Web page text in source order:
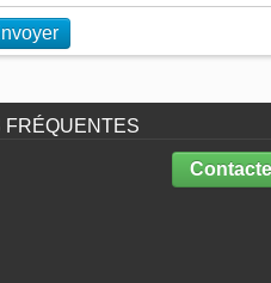
FRÉQUENTES